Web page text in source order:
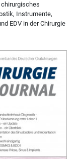
Instrumente,
EDV in der Chirurgie